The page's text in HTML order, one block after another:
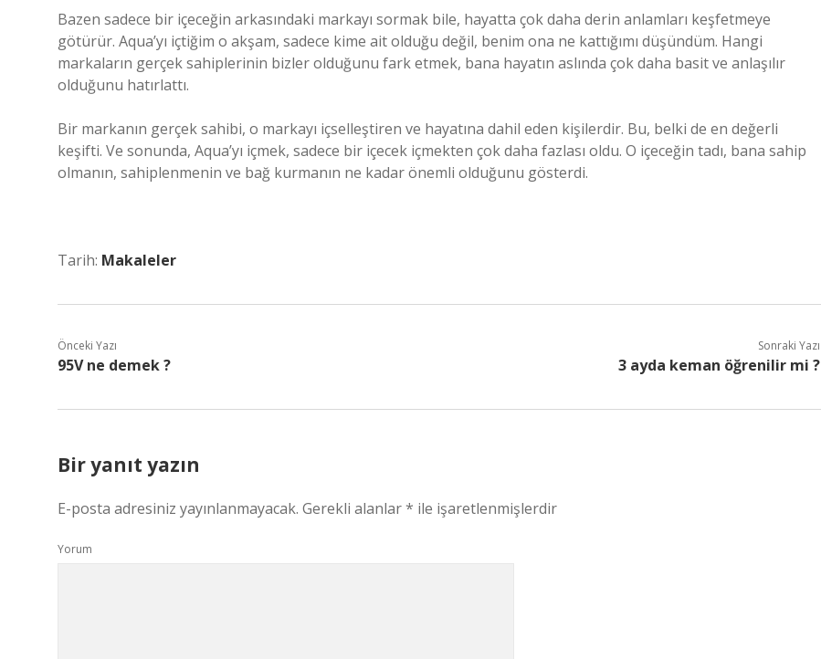
Bazen sadece bir içeceğin arkasındaki markayı sormak bile, hayatta çok daha derin anlamları keşfetmeye
götürür. Aqua’yı içtiğim o akşam, sadece kime ait olduğu değil, benim ona ne kattığımı düşündüm. Hangi
markaların gerçek sahiplerinin bizler olduğunu fark etmek, bana hayatın aslında çok daha basit ve anlaşılır
olduğunu hatırlattı.
Bir markanın gerçek sahibi, o markayı içselleştiren ve hayatına dahil eden kişilerdir. Bu, belki de en değerli
keşifti. Ve sonunda, Aqua’yı içmek, sadece bir içecek içmekten çok daha fazlası oldu. O içeceğin tadı, bana sahip
olmanın, sahiplenmenin ve bağ kurmanın ne kadar önemli olduğunu gösterdi.
Tarih: Makaleler
Önceki Yazı
95V ne demek ?
Sonraki Yazı
3 ayda keman öğrenilir mi ?
Bir yanıt yazın
E-posta adresiniz yayınlanmayacak. Gerekli alanlar* ile işaretlenmişlerdir
Yorum